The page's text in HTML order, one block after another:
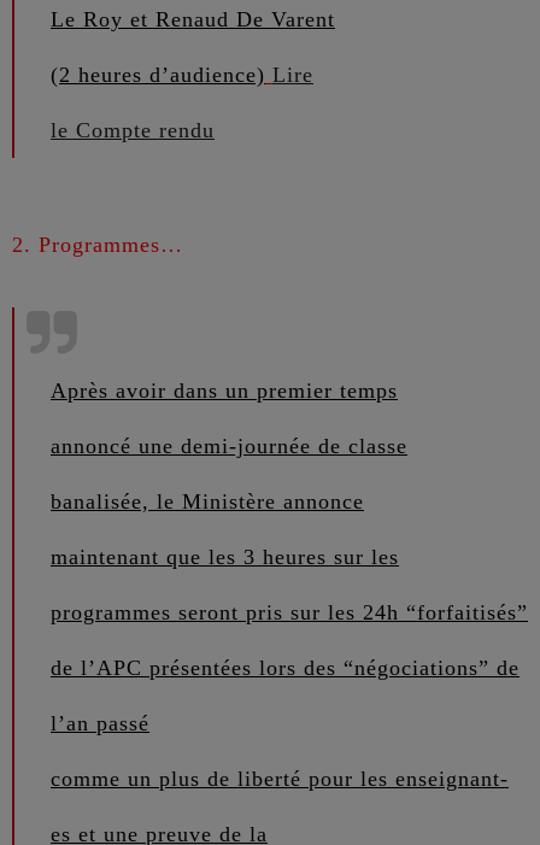
Le Roy et Renaud De Varent
(2 heures d’audience) Lire
le Compte rendu
2. Programmes…
Après avoir dans un premier temps
annoncé une demi-journée de classe
banalisée, le Ministère annonce
maintenant que les 3 heures sur les
programmes seront pris sur les 24h “forfaitisés”
de l’APC présentées lors des “négociations” de
l’an passé
comme un plus de liberté pour les enseignant-
es et une preuve de la